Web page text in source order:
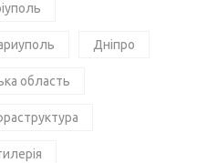
Дніпро
область